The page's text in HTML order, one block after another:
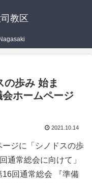
教区
歩み 始ま
ホームページ
2021.10.14
ジに「シノドスの歩
通常総会に向けて」
16回通常総会 『準備